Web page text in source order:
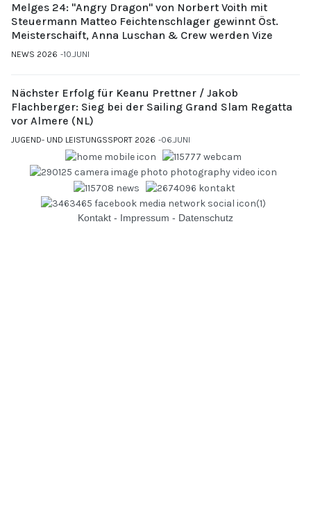
Melges 24: "Angry Dragon" von Norbert Voith mit
Steuermann Matteo Feichtenschlager gewinnt Öst.
Meisterschaift, Anna Luschan & Crew werden Vize
NEWS 2026 10.JUNI
Nächster Erfolg für Keanu Prettner / Jakob
Flachberger: Sieg bei der Sailing Grand Slam Regatta
vor Almere (NL)
JUGEND- UND LEISTUNGSSPORT 2026 06.JUNI
Kontakt - Impressum - Datenschutz